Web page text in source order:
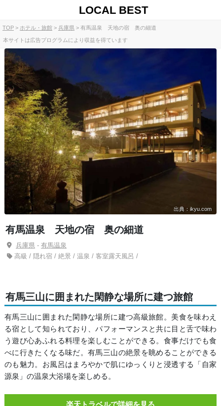
LOCAL BEST
TOP ホテル・旅館 兵庫県 有馬温泉 天地の宿 奥の細道
本サイトは広告プログラムにより収益を得ています
出典：ikyu.com
有馬温泉 天地の宿 奥の細道
兵庫県- 有馬温泉
高級 / 隠れ宿 / 絶景 / 温泉 / 客室露天風呂 /
有馬三山に囲まれた閑静な場所に建つ旅館
有馬三山に囲まれた閑静な場所に建つ高級旅館。美食を味わえ
る宿として知られており、パフォーマンスと共に目と舌で味わ
う遊び心あふれる料理を楽しむことができる。食事だけでも食
べに行きたくなる味だ。有馬三山の絶景を眺めることができる
のも魅力。お風呂はまろやかで肌にゆっくりと浸透する「自家
源泉」の温泉大浴場を楽しめる。
楽天トラベルで詳細を見る